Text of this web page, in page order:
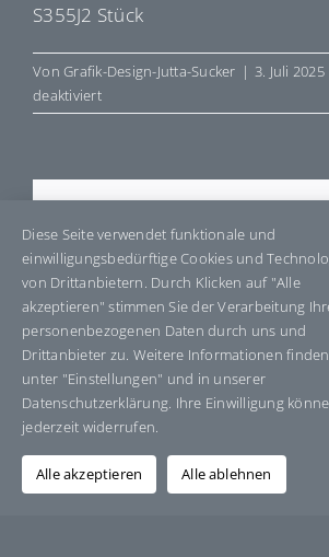
S355J2 Stück
VonGrafik-Design-Jutta-Sucker | 3. Juli 2025
deaktiviertfür
E8250222
Platform!
Facebook
X BlueskyRedditLinkedIn
Mail
Über den Autor:
Diese Seite verwendet funktionale und
einwilligungsbedürftige Cookies und
von Drittanbietern. Durch Klicken auf "Alle
akzeptieren" stimmen Sie der Verarbeitung
personenbezogenen Daten durch uns und
Drittanbieter zu. Weitere Informationen
unter "Einstellungen" und in unserer
Datenschutzerklärung. Ihre Einwilligung
jederzeit widerrufen.
Alle akzeptieren Alle ablehnen